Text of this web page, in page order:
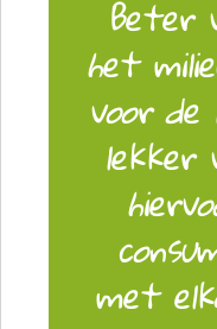
Beter
het
voor
lekker
met